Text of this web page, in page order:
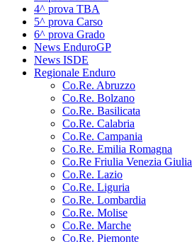
4^ prova TBA
5^ prova Carso
6^ prova Grado
News EnduroGP
News ISDE
Regionale Enduro
Co.Re. Abruzzo
Co.Re. Bolzano
Co.Re. Basilicata
Co.Re. Calabria
Co.Re. Campania
Co.Re. Emilia Romagna
Co.Re Friulia Venezia Giulia
Co.Re. Lazio
Co.Re. Liguria
Co.Re. Lombardia
Co.Re. Molise
Co.Re. Marche
Co.Re. Piemonte